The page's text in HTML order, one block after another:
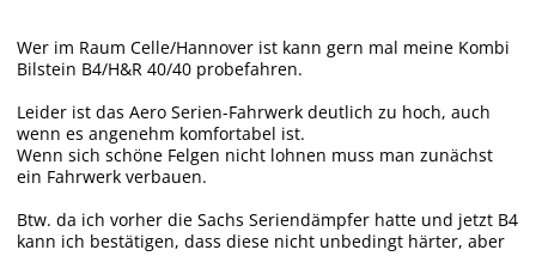
Wer im Raum Celle/Hannover ist kann gern mal meine Kombi
Bilstein B4/H&R 40/40 probefahren.
Leider ist das Aero Serien-Fahrwerk deutlich zu hoch, auch
wenn es angenehm komfortabel ist.
Wenn sich schöne Felgen nicht lohnen muss man zunächst
ein Fahrwerk verbauen.
Btw. da ich vorher die Sachs Seriendämpfer hatte und jetzt B4
kann ich bestätigen, dass diese nicht unbedingt härter, aber